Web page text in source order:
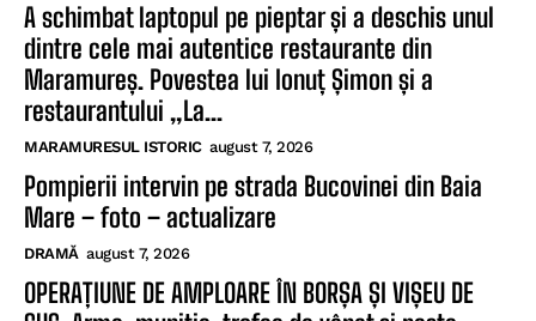
A schimbat laptopul pe pieptar și a deschis unul
dintre cele mai autentice restaurante din
Maramureș. Povestea lui Ionuț Șimon și a
restaurantului „La...
MARAMURESUL ISTORIC august 7, 2026
Pompierii intervin pe strada Bucovinei din Baia
Mare – foto – actualizare
DRAMĂ august 7, 2026
OPERAȚIUNE DE AMPLOARE ÎN BORȘA ȘI VIȘEU DE